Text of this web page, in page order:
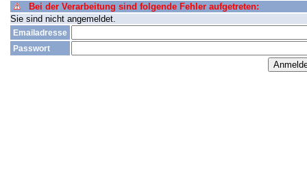
Bei der Verarbeitung sind folgende Fehler aufgetreten:
Sie sind nicht angemeldet.
Emailadresse
Passwort